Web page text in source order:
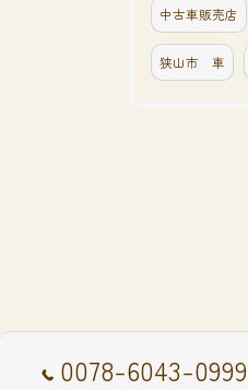
中古車販売店
狭山市 車
0078-6043-0999